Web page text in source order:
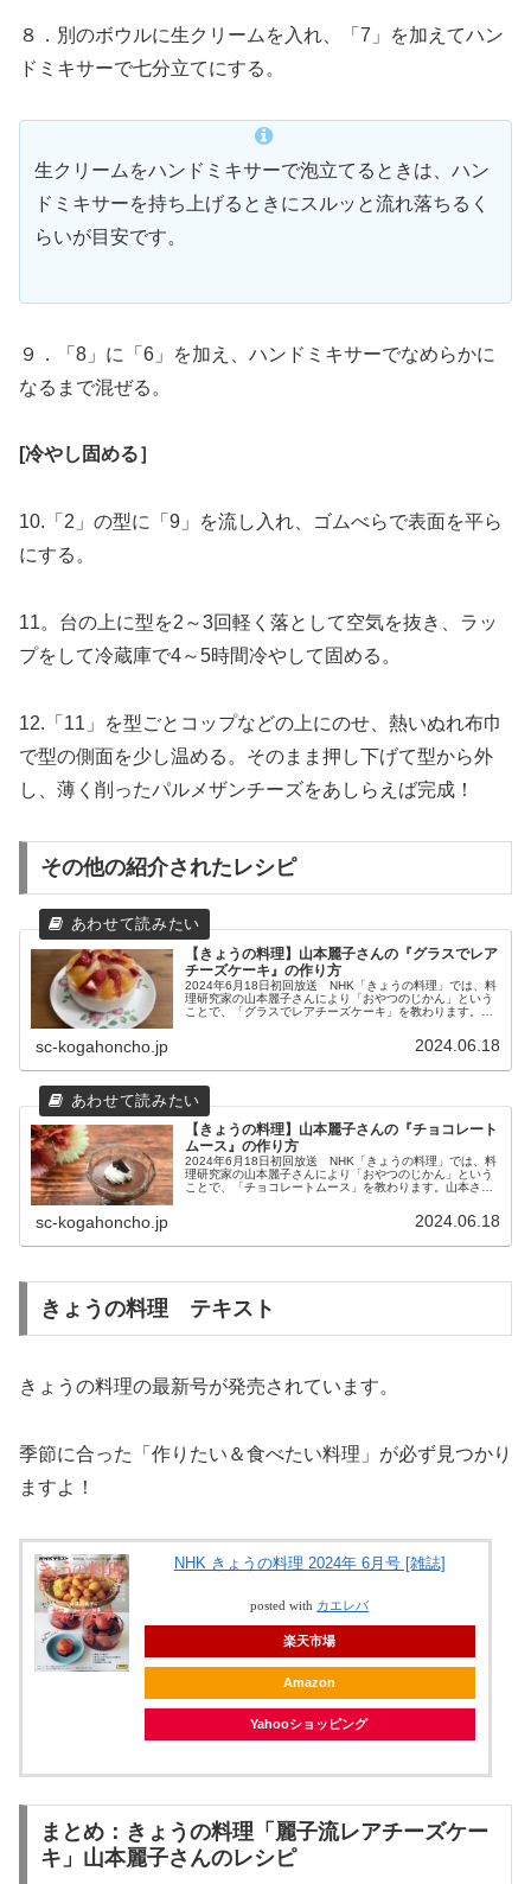
８．別のボウルに生クリームを入れ、「7」を加えてハン
ドミキサーで七分立てにする。
生クリームをハンドミキサーで泡立てるときは、ハン
ドミキサーを持ち上げるときにスルッと流れ落ちるく
らいが目安です。
９．「8」に「6」を加え、ハンドミキサーでなめらかに
なるまで混ぜる。
[冷やし固める］
10.「2」の型に「9」を流し入れ、ゴムべらで表面を平ら
にする。
11。台の上に型を2～3回軽く落として空気を抜き、ラッ
プをして冷蔵庫で4～5時間冷やして固める。
12.「11」を型ごとコップなどの上にのせ、熱いぬれ布巾
で型の側面を少し温める。そのまま押し下げて型から外
し、薄く削ったパルメザンチーズをあしらえば完成！
その他の紹介されたレシピ
【きょうの料理】山本麗子さんの『グラスでレア
チーズケーキ』の作り方
2024年6月18日初回放送 NHK「きょうの料理」では、料
理研究家の山本麗子さんにより「おやつのじかん」という
ことで、「グラスでレアチーズケーキ」を教わります。山
sc-kogahoncho.jp 2024.06.18
【きょうの料理】山本麗子さんの『チョコレート
ムース』の作り方
2024年6月18日初回放送 NHK「きょうの料理」では、料
理研究家の山本麗子さんにより「おやつのじかん」という
ことで、「チョコレートムース」を教わります。山本さん
sc-kogahoncho.jp 2024.06.18
きょうの料理 テキスト
きょうの料理の最新号が発売されています。
季節に合った「作りたい＆食べたい料理」が必ず見つかり
ますよ！
NHK きょうの料理 2024年 6月号 [雑誌]
posted with カエレバ
楽天市場
Amazon
Yahooショッピング
まとめ：きょうの料理「麗子流レアチーズケー
キ」山本麗子さんのレシピ